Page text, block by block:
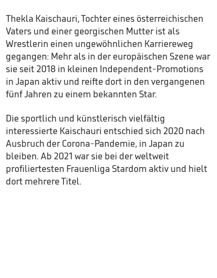
Thekla Kaischauri, Tochter eines österreichischen
Vaters und einer georgischen Mutter ist als
Wrestlerin einen ungewöhnlichen Karriereweg
gegangen: Mehr als in der europäischen Szene war
sie seit 2018 in kleinen Independent-Promotions
in Japan aktiv und reifte dort in den vergangenen
fünf Jahren zu einem bekannten Star.
Die sportlich und künstlerisch vielfältig
interessierte Kaischauri entschied sich 2020 nach
Ausbruch der Corona-Pandemie, in Japan zu
bleiben. Ab 2021 war sie bei der weltweit
profiliertesten Frauenliga Stardom aktiv und hielt
dort mehrere Titel.